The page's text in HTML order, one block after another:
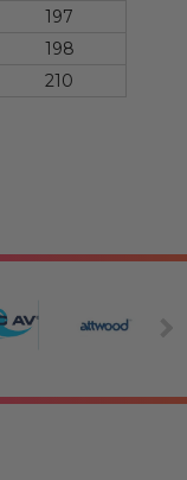
197
198
210